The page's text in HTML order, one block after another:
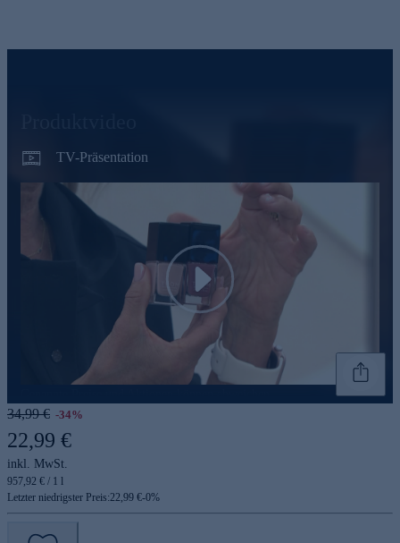
TV-Präsentation
Play
34,99 € -34%
22,99 €
inkl. MwSt.
957,92 € / 1 l
Letzter niedrigster Preis:22,99 €-0%